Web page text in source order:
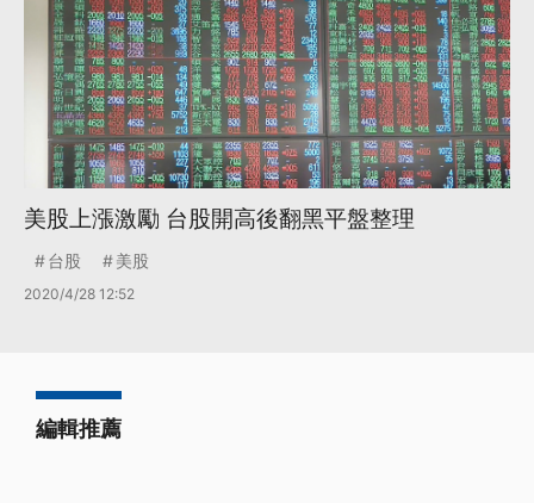
美股上漲激勵 台股開高後翻黑平盤整理
台股 美股
2020/4/28 12:52
編輯推薦